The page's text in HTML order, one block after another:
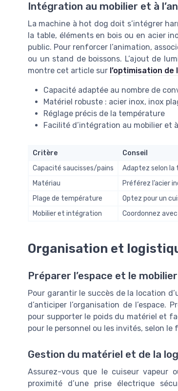
Intégration au mobilier et à
La machine à hot dog doit s’intégrer
la table, éléments en bois ou en acier
public. Pour renforcer l’animation,
ou un stand de boissons. L’ajout de
montre cet article sur l’optimisation de
Capacité adaptée au nombre de
Matériel robuste : acier inox, inox
Réglage précis de la température
Facilité d’intégration au mobilier et
Critère
Conseil
Capacité saucisses/pains
Adaptez selon la
Matériau
Préférez l’acier
Plage de température
Optez pour un
Mobilier et intégration
Coordonnez
Organisation et
Préparer l’espace et le
Pour garantir le succès de la location
d’anticiper l’organisation de
pour supporter le poids du matériel et
pour le personnel ou les invités, selon
Gestion du matériel et de la
Assurez-vous que le cuiseur
proximité d’une prise électrique